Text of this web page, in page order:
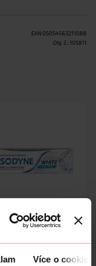
Více o cookies
EAN 05054563211088
Obj. č.: 105811
pasta pro citlivé
White Enamel
75 ml